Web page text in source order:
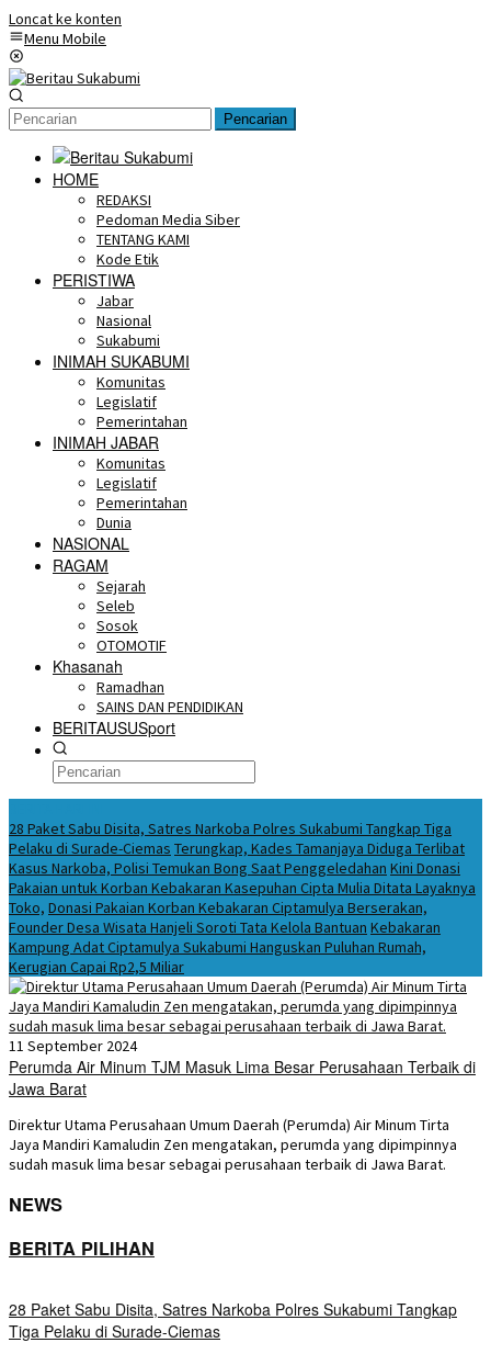
Loncat ke konten
Menu Mobile
Pencarian
HOME
REDAKSI
Pedoman Media Siber
TENTANG KAMI
Kode Etik
PERISTIWA
Jabar
Nasional
Sukabumi
INIMAH SUKABUMI
Komunitas
Legislatif
Pemerintahan
INIMAH JABAR
Komunitas
Legislatif
Pemerintahan
Dunia
NASIONAL
RAGAM
Sejarah
Seleb
Sosok
OTOMOTIF
Khasanah
Ramadhan
SAINS DAN PENDIDIKAN
BERITAUSUSport
28 Paket Sabu Disita, Satres Narkoba Polres Sukabumi Tangkap Tiga
Pelaku di Surade-Ciemas Terungkap, Kades Tamanjaya Diduga Terlibat
Kasus Narkoba, Polisi Temukan Bong Saat Penggeledahan Kini Donasi
Pakaian untuk Korban Kebakaran Kasepuhan Cipta Mulia Ditata Layaknya
Toko, Donasi Pakaian Korban Kebakaran Ciptamulya Berserakan,
Founder Desa Wisata Hanjeli Soroti Tata Kelola Bantuan Kebakaran
Kampung Adat Ciptamulya Sukabumi Hanguskan Puluhan Rumah,
Kerugian Capai Rp2,5 Miliar
11 September 2024
Perumda Air Minum TJM Masuk Lima Besar Perusahaan Terbaik di
Jawa Barat
Direktur Utama Perusahaan Umum Daerah (Perumda) Air Minum Tirta
Jaya Mandiri Kamaludin Zen mengatakan, perumda yang dipimpinnya
sudah masuk lima besar sebagai perusahaan terbaik di Jawa Barat.
NEWS
BERITA PILIHAN
28 Paket Sabu Disita, Satres Narkoba Polres Sukabumi Tangkap
Tiga Pelaku di Surade-Ciemas